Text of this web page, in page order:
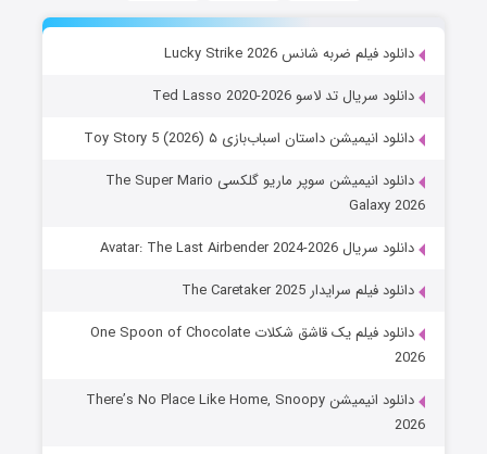
دانلود فیلم ضربه شانس Lucky Strike 2026
دانلود سریال تد لاسو Ted Lasso 2020-2026
دانلود انیمیشن داستان اسباب‌بازی ۵ Toy Story 5 (2026)
دانلود انیمیشن سوپر ماریو گلکسی The Super Mario
Galaxy 2026
دانلود سریال Avatar: The Last Airbender 2024-2026
دانلود فیلم سرایدار The Caretaker 2025
دانلود فیلم یک قاشق شکلات One Spoon of Chocolate
2026
دانلود انیمیشن There’s No Place Like Home, Snoopy
2026